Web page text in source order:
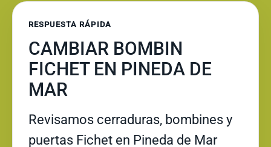
RESPUESTA RÁPIDA
CAMBIAR BOMBIN
FICHET EN PINEDA DE
MAR
Revisamos cerraduras, bombines y
puertas Fichet en Pineda de Mar